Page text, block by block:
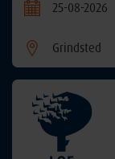
25-08-2026
Grindsted